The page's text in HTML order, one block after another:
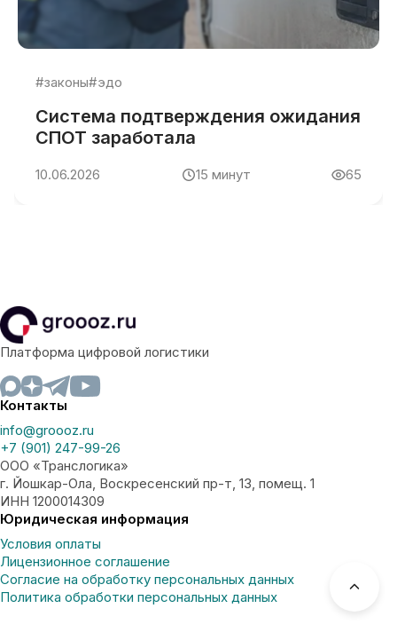
#законы#эдо
Система подтверждения ожидания
СПОТ заработала
10.06.2026 15 минут 65
Платформа цифровой логистики
Контакты
info@groooz.ru
+7 (901) 247-99-26
ООО «Транслогика»
г. Йошкар-Ола, Воскресенский пр-т, 13, помещ. 1
ИНН 1200014309
Юридическая информация
Условия оплаты
Лицензионное соглашение
Согласие на обработку персональных данных
Политика обработки персональных данных